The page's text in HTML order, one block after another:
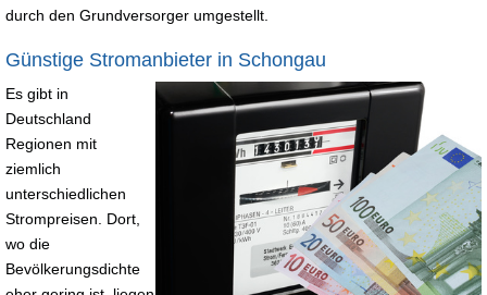
durch den Grundversorger umgestellt.
Günstige Stromanbieter in Schongau
Es gibt in
Deutschland
Regionen mit
ziemlich
unterschiedlichen
Strompreisen. Dort,
wo die
Bevölkerungsdichte